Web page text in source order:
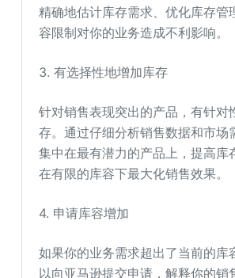
精确地估计库存需求、优化库存管
容限制对你的业务造成不利影响。
3. 有选择性地增加库存
针对销售表现突出的产品，有针对
存。通过仔细分析销售数据和市场
集中在最有潜力的产品上，提高库
在有限的库容下最大化销售效果。
4. 申请库容增加
如果你的业务需求超出了当前的库
以向亚马逊提交申请，解释你的销